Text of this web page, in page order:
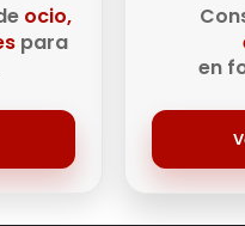
ocio,
para
en